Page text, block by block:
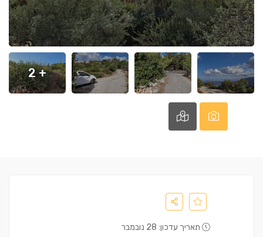
+ 2
תאריך עדכון: 28 נובמבר